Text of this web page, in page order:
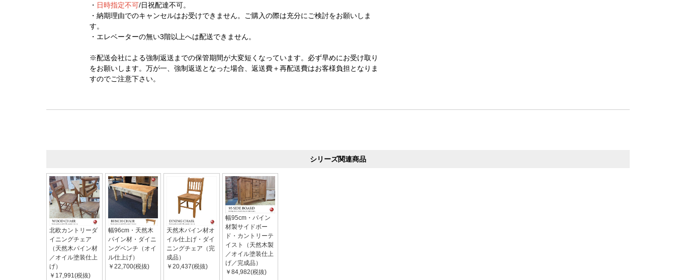
・ 日時指定不可/日祝配達不可。
・納期理由でのキャンセルはお受けできません。ご購入の際は充分にご検討をお願いしま
す。
・エレベーターの無い3階以上へは配送できません。
※配送会社による強制返送までの保管期間が大変短くなっています。必ず早めにお受け取り
をお願いします。万が一、強制返送となった場合、返送費＋再配送費はお客様負担となりま
すのでご注意下さい。
シリーズ関連商品
北欧カントリーダ
イニングチェア
（天然木パイン材
／オイル塗装仕上
げ）
￥17,991(税抜)
幅96cm・天然木
パイン材・ダイニ
ングベンチ（オイ
ル仕上げ）
￥22,700(税抜)
天然木パイン材オ
イル仕上げ・ダイ
ニングチェア（完
成品）
￥20,437(税抜)
幅95cm・パイン
材製サイドボー
ド・カントリーテ
イスト（天然木製
／オイル塗装仕上
げ／完成品）
￥84,982(税抜)